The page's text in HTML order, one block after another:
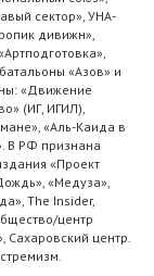
сектор», УНА-
дивижн»,
«Азов» и
«Движение
(ИГ, ИГИЛ),
«Аль-Каида в
В РФ признана
«Проект
«Медуза»,
The Insider,
центр
центр.